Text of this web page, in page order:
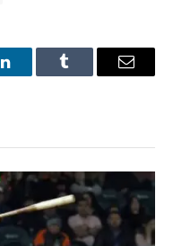
LinkedInTumblr Email